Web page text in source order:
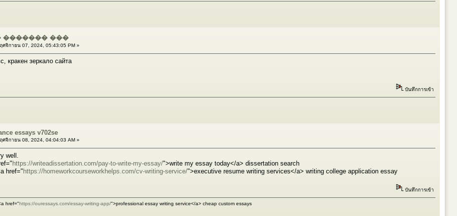
������� ���
ศจิกายน 07, 2024, 05:43:05 PM »
кракен зеркало сайта
บันทึกการเข้า
essays v702se
ศจิกายน 08, 2024, 04:04:03 AM »
well.
https://writeadissertation.com/pay-to-write-my-essay/">write my essay today</a> dissertation search
href="https://homeworkcourseworkhelps.com/cv-writing-service/">executive resume writing services</a> writing college application essay
บันทึกการเข้า
href="https://ouressays.com/essay-writing-app/">professional essay writing service</a> cheap custom essays